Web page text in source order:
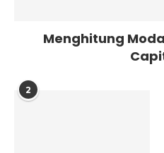
Menghitung
2